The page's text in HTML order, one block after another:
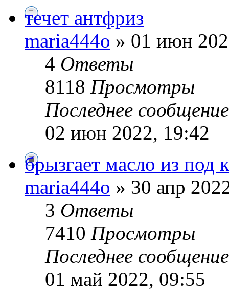
течет антфриз
maria444o » 01 июн
4 Ответы
8118 Просмотры
Последнее
02 июн 2022, 19:42
брызгает масло из
maria444o » 30 апр
3 Ответы
7410 Просмотры
Последнее
01 май 2022, 09:55